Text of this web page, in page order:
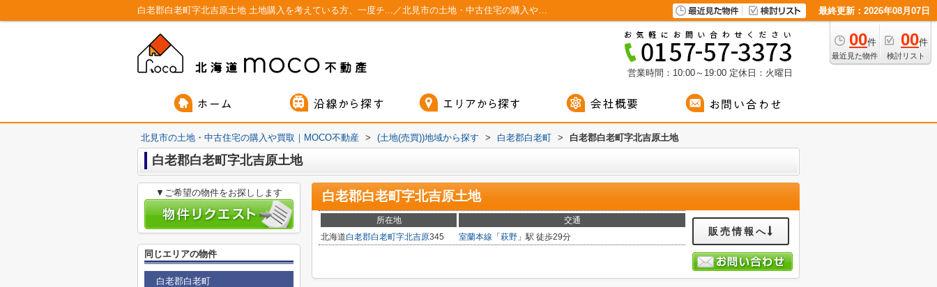
白老郡白老町字北吉原土地 土地購入を考えている方、一度チ...／北見市の土地・中古住宅の購入や買取／MOCO不動産 最終更新：2026年08月07日
00件
最近見た物件
00件
検討リスト
営業時間：10:00～19:00 定休日：火曜日
北見市の土地・中古住宅の購入や買取｜MOCO不動産 > (土地(売買))地域から探す > 白老郡白老町 > 白老郡白老町字北吉原土地
白老郡白老町字北吉原土地
白老郡白老町字北吉原土地
所在地
交通
北海道白老郡白老町字北吉原345 室蘭本線 「 萩野 」駅 徒歩29分 販売情報へ
▼ご希望の物件をお探しします
同じエリアの物件
白老郡白老町